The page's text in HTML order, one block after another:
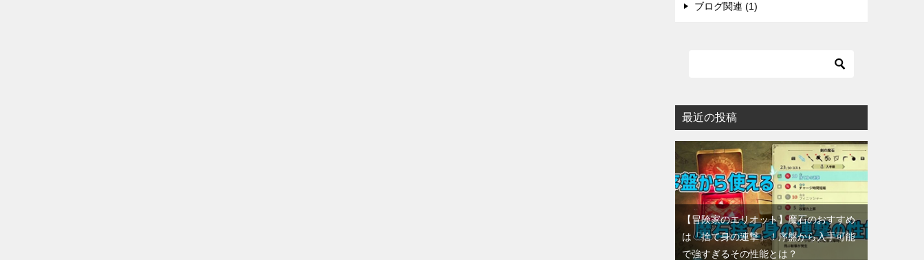
ブログ関連 (1)
最近の投稿
【冒険家のエリオット】魔石のおすすめ
は「捨て身の連撃」！序盤から入手可能
で強すぎるその性能とは？